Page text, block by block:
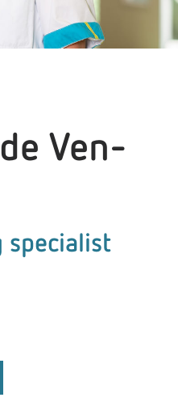
Ven-
specialist